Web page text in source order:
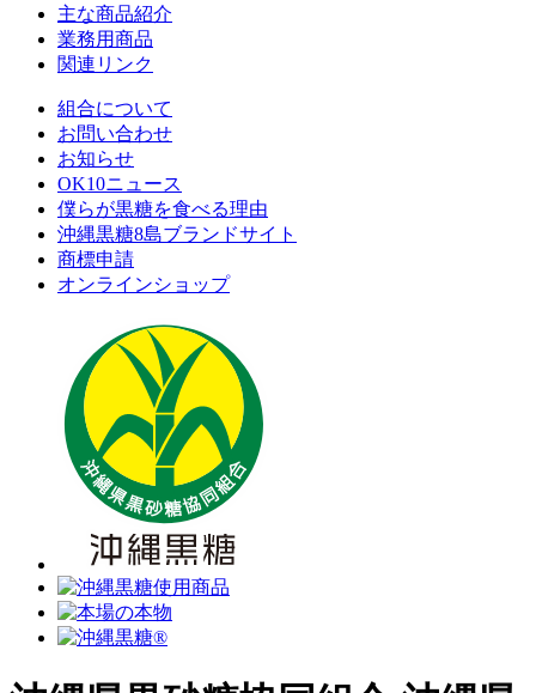
主な商品紹介
業務用商品
関連リンク
組合について
お問い合わせ
お知らせ
OK10ニュース
僕らが黒糖を食べる理由
沖縄黒糖8島ブランドサイト
商標申請
オンラインショップ